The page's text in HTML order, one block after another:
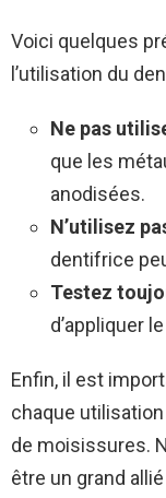
Voici quelques
l’utilisation du
Ne pas
que les
anodisées.
N’utilisez
dentifrice
Testez
d’appliquer
Enfin, il est
chaque
de moisissures.
être un grand